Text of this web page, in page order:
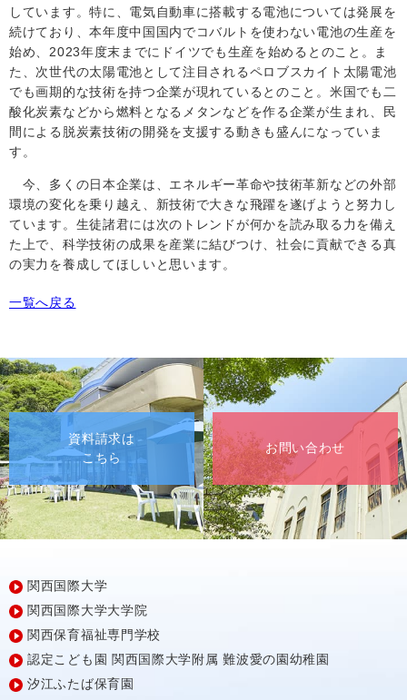
しています。特に、電気自動車に搭載する電池については発展を
続けており、本年度中国国内でコバルトを使わない電池の生産を
始め、 2023年度末までにドイツでも生産を始めるとのこと。ま
た、次世代の太陽電池として注目されるペロブスカイト太陽電池
でも画期的な技術を持つ企業が現れているとのこと。米国でも二
酸化炭素などから燃料となるメタンなどを作る企業が生まれ、民
間による脱炭素技術の開発を支援する動きも盛んになっていま
す。
今、多くの日本企業は、エネルギー革命や技術革新などの外部
環境の変化を乗り越え、新技術で大きな飛躍を遂げようと努力し
ています。生徒諸君には次のトレンドが何かを読み取る力を備え
た上で、科学技術の成果を産業に結びつけ、社会に貢献できる真
の実力を養成してほしいと思います。
一覧へ戻る
資料請求は
こちら
お問い合わせ
関西国際大学
関西国際大学大学院
関西保育福祉専門学校
認定こども園 関西国際大学附属 難波愛の園幼稚園
汐江ふたば保育園